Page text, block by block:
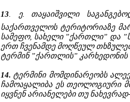
13
ე. თაყაიშვილი
საქართველოს ტერიტორიაზე
სამეფო, სახელი ”ქართლი” და
ერთ ჩვენამდე მოღწეულ
ტერმინ ”ქართლის” კარხედონის
14. ტერმინი მომდინარეობს
ჩამოაყალიბა ეს თეოლოგიური
იყვნენ არიანელები თუ